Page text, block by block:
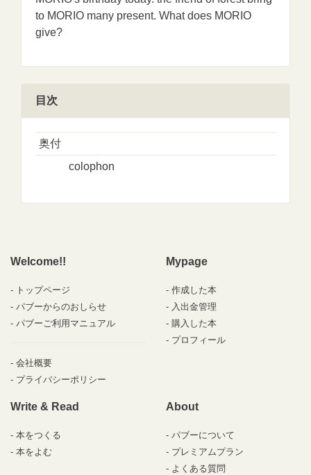
to MORIO many present. What does MORIO
give?
目次
奥付
colophon
Welcome!!
トップページ
パブーからのおしらせ
パブーご利用マニュアル
会社概要
プライバシーポリシー
Mypage
作成した本
入出金管理
購入した本
プロフィール
Write & Read
本をつくる
本をよむ
About
パブーについて
プレミアムプラン
よくある質問